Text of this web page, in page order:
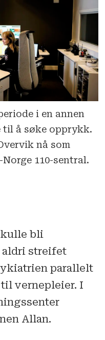
i en annen
å søke opprykk.
nå som
110-sentral.
bli
aldri streifet
parallelt
vernepleier. I
Allan.